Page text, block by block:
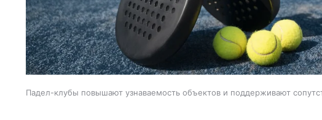
Падел-клубы повышают узнаваемость объектов и поддерживают